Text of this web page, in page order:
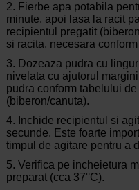
2. Fierbe apa potabila
minute, apoi lasa la racit
recipientul pregatit
si racita, necesara
3. Dozeaza pudra cu
nivelata cu ajutorul
pudra conform tabelului
(biberon/canuta).
4. Inchide recipientul si
secunde. Este foarte
timpul de agitare pentru a
5. Verifica pe incheietura
preparat (cca 37°C).